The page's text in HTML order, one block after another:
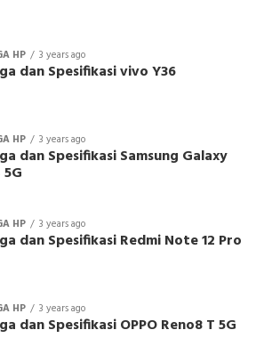
HP 3 years ago
dan Spesifikasi vivo Y36
HP 3 years ago
dan Spesifikasi Samsung Galaxy
HP 3 years ago
dan Spesifikasi Redmi Note 12 Pro
HP 3 years ago
dan Spesifikasi OPPO Reno8 T 5G